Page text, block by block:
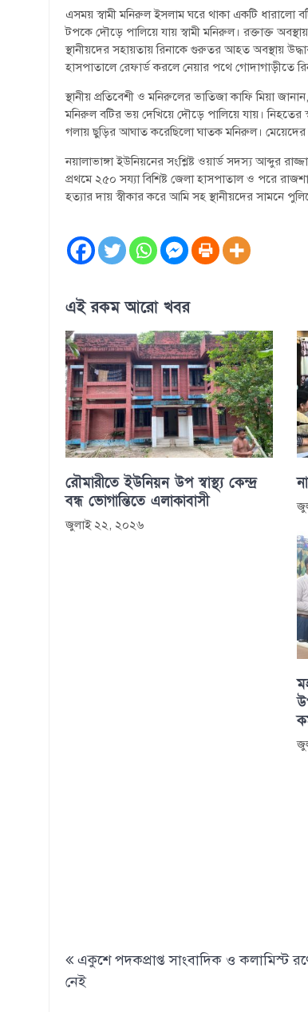
এসময় স্বামী মনিরুল ইসলাম ঘরে থাকা একটি ধারালো
টপকে দৌড়ে পালিয়ে যায় স্বামী মনিরুল। রক্তাক্ত
স্থানীয়দের সহায়তায় রিনাকে গুরুতর আহত অবস্থায়
হাসপাতালে রেফার্ড করলে নেয়ার পথে গোদাগাড়ীতে
স্থানীয় প্রতিবেশী ও মনিরুলের ভাতিজা কাফি মিয়া
মনিরুল বটির ভয় দেখিয়ে দৌড়ে পালিয়ে যায়। নিহতের
গলায় ছুড়ির আঘাত করেছিলো ঘাতক মনিরুল। মেয়েদের
নয়ালাভাঙ্গা ইউনিয়নের সংশ্লিষ্ট ওয়ার্ড সদস্য আব্দুর
প্রথমে ২৫০ সয্যা বিশিষ্ট জেলা হাসপাতাল ও পরে
হত্যার দায় স্বীকার করে আমি সহ স্থানীয়দের সামনে
এই রকম আরো খবর
রৌমারীতে ইউনিয়ন উপ স্বাস্থ্য কেন্দ্র
বন্ধ ভোগান্তিতে এলাকাবাসী
জুলাই ২২, ২০২৬
navigation
একুশে পদকপ্রাপ্ত সাংবাদিক ও কলামিস্ট
নেই